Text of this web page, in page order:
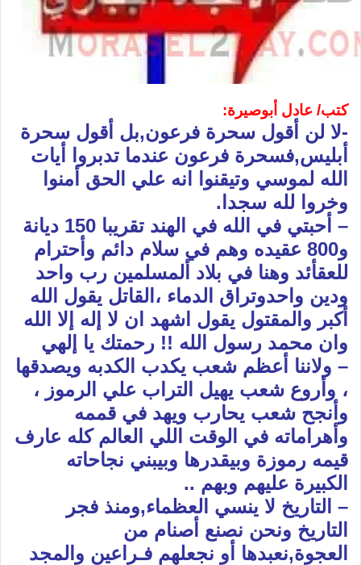
كتب/ عادل أبوصيرة:
-لا لن أقول سحرة فرعون,بل أقول سحرة
أبليس,فسحرة فرعون عندما تدبروا أيات
الله لموسي وتيقنوا انه علي الحق أمنوا
وخروا لله سجدا.
– أحبتي في الله في الهند تقريبا 150 ديانة
و800 عقيده وهم في سلام دائم وأحترام
للعقأئد وهنا في بلاد ألمسلمين رب واحد
ودين واحدوتراق الدماء ،القاتل يقول الله
أكبر والمقتول يقول اشهد ان لا إله إلا الله
وان محمد رسول الله !! رحمتك يا إلهي
– ولاننا أعظم شعب يكدب الكدبه ويصدقها
، وأروع شعب يهيل التراب علي الرموز ،
وأنجح شعب يحارب ويهد في قممه
وأهراماته في الوقت اللي العالم كله عارف
قيمه رموزة وبيقدرها وبيبني نجاحاته
الكبيرة عليهم وبهم ..
– التاريخ لا ينسي العظماء,ومنذ فجر
التاريخ ونحن نصنع أصنام من
العجوة,نعبدها أو نجعلهم فـراعين والمجد